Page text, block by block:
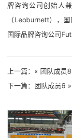
牌咨询公司创始人
（Leoburnett），
国际品牌咨询公司
上一篇：« 团队成员8
下一篇： 团队成员6 »